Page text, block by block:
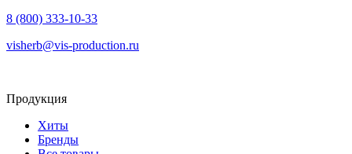
8 (800) 333-10-33
visherb@vis-production.ru
Продукция
Хиты
Бренды